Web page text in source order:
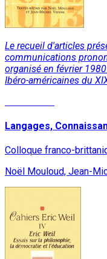
Le recueil d'articles
communications
organisé en février
Ibéro-américaines du
Langages,
Colloque franco-
Noël Mouloud, Jean-